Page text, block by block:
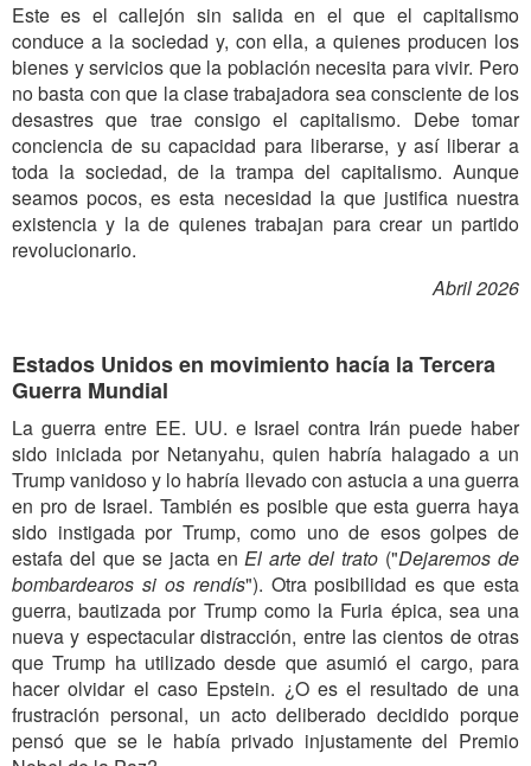
Este es el callejón sin salida en el que el capitalismo
conduce a la sociedad y, con ella, a quienes producen los
bienes y servicios que la población necesita para vivir. Pero
no basta con que la clase trabajadora sea consciente de los
desastres que trae consigo el capitalismo. Debe tomar
conciencia de su capacidad para liberarse, y así liberar a
toda la sociedad, de la trampa del capitalismo. Aunque
seamos pocos, es esta necesidad la que justifica nuestra
existencia y la de quienes trabajan para crear un partido
revolucionario.
Abril 2026
Estados Unidos en movimiento hacía la Tercera
Guerra Mundial
La guerra entre EE. UU. e Israel contra Irán puede haber
sido iniciada por Netanyahu, quien habría halagado a un
Trump vanidoso y lo habría llevado con astucia a una guerra
en pro de Israel. También es posible que esta guerra haya
sido instigada por Trump, como uno de esos golpes de
estafa del que se jacta enEl arte del trato ("Dejaremos de
bombardearos si os rendís"). Otra posibilidad es que esta
guerra, bautizada por Trump como la Furia épica, sea una
nueva y espectacular distracción, entre las cientos de otras
que Trump ha utilizado desde que asumió el cargo, para
hacer olvidar el caso Epstein. ¿O es el resultado de una
frustración personal, un acto deliberado decidido porque
pensó que se le había privado injustamente del Premio